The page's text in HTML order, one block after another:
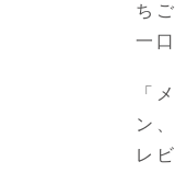
ち
一
「
ン
レ